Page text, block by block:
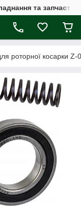
та
роторної косарки